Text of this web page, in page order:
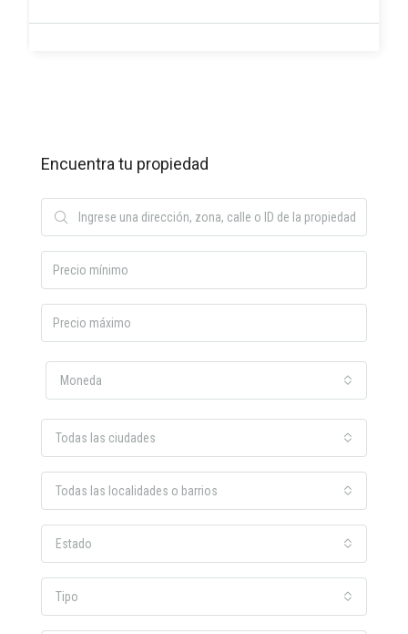
Encuentra tu propiedad
Moneda
Todas las ciudades
Todas las localidades o barrios
Estado
Tipo